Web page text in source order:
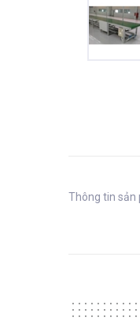
Thông tin sản